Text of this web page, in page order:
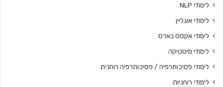
לימודי NLP
לימודי אונליין
לימודי אקסס בארס
לימודי מיסטיקה
לימודי פסיכותרפיה / פסיכותרפיה רוחנית
לימודי רוחניות